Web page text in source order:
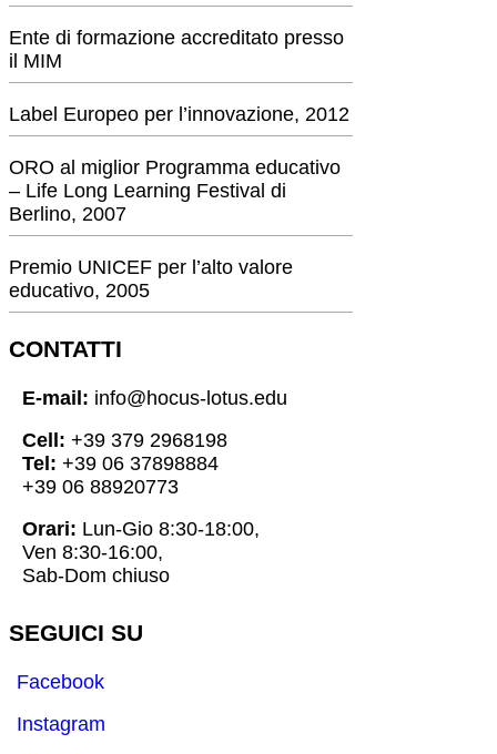
Ente di formazione accreditato presso
il MIM
Label Europeo per l’innovazione, 2012
ORO al miglior Programma educativo
– Life Long Learning Festival di
Berlino, 2007
Premio UNICEF per l’alto valore
educativo, 2005
CONTATTI
E-mail: info@hocus-lotus.edu
Cell: +39 379 2968198
Tel: +39 06 37898884
+39 06 88920773
Orari: Lun-Gio 8:30-18:00,
Ven 8:30-16:00,
Sab-Dom chiuso
SEGUICI SU
Facebook
Instagram